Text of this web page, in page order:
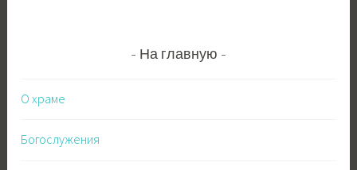
На главную
О храме
Богослужения